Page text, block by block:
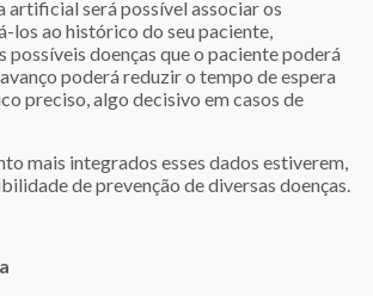
artificial será possível associar os
los ao histórico do seu paciente,
possíveis doenças que o paciente poderá
poderá reduzir o tempo de espera
preciso, algo decisivo em casos de
mais integrados esses dados estiverem,
de prevenção de diversas doenças.